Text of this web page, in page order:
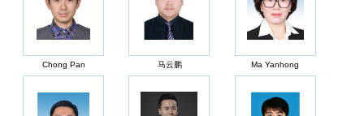
Chong Pan 马云鹏 Ma Yanhong